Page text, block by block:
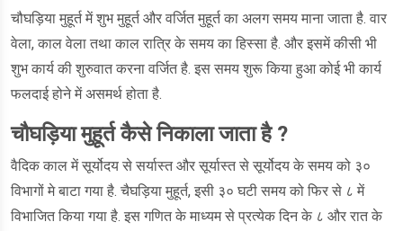
चौघड़िया मुहूर्त में शुभ मुहूर्त और वर्जित मुहूर्त का अलग समय माना जाता है. वार
वेला, काल वेला तथा काल रात्रि के समय का हिस्सा है. और इसमें कीसी भी
शुभ कार्य की शुरुवात करना वर्जित है. इस समय शुरू किया हुआ कोई भी कार्य
फलदाई होने में असमर्थ होता है.
चौघड़िया मुहूर्त कैसे निकाला जाता है ?
वैदिक काल में सूर्योदय से सर्यास्त और सूर्यास्त से सूर्योदय के समय को ३०
विभागों मे बाटा गया है. चैघड़िया मुहूर्त, इसी ३० घटी समय को फिर से ८ में
विभाजित किया गया है. इस गणित के माध्यम से प्रत्येक दिन के ८ और रात के